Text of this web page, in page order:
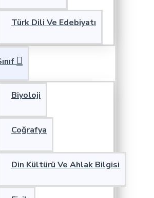
Türk Dili Ve Edebiyatı
Biyoloji
Coğrafya
Din Kültürü Ve Ahlak Bilgisi